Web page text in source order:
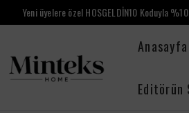
Yeni üyelere özel HOSGELDİN10 Koduyla
Anasayfa
Editörün